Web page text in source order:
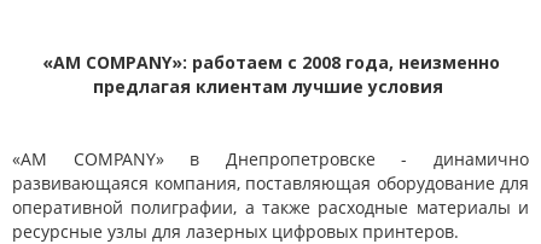
«AM COMPANY»: работаем с 2008 года, неизменно
предлагая клиентам лучшие условия
«AM COMPANY» в Днепропетровске - динамично
развивающаяся компания, поставляющая оборудование для
оперативной полиграфии, а также расходные материалы и
ресурсные узлы для лазерных цифровых принтеров.